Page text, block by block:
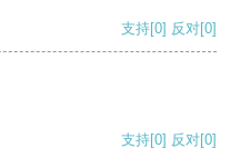
支持[0] 反对[0]
支持[0] 反对[0]